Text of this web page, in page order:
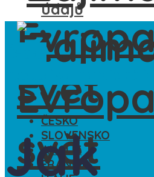
údajů
ČESKO
SLOVENSKO
ANGLIE
FRANCIE
Jak